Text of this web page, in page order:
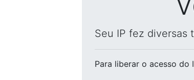
Seu IP fez diversas
Para liberar o acesso do